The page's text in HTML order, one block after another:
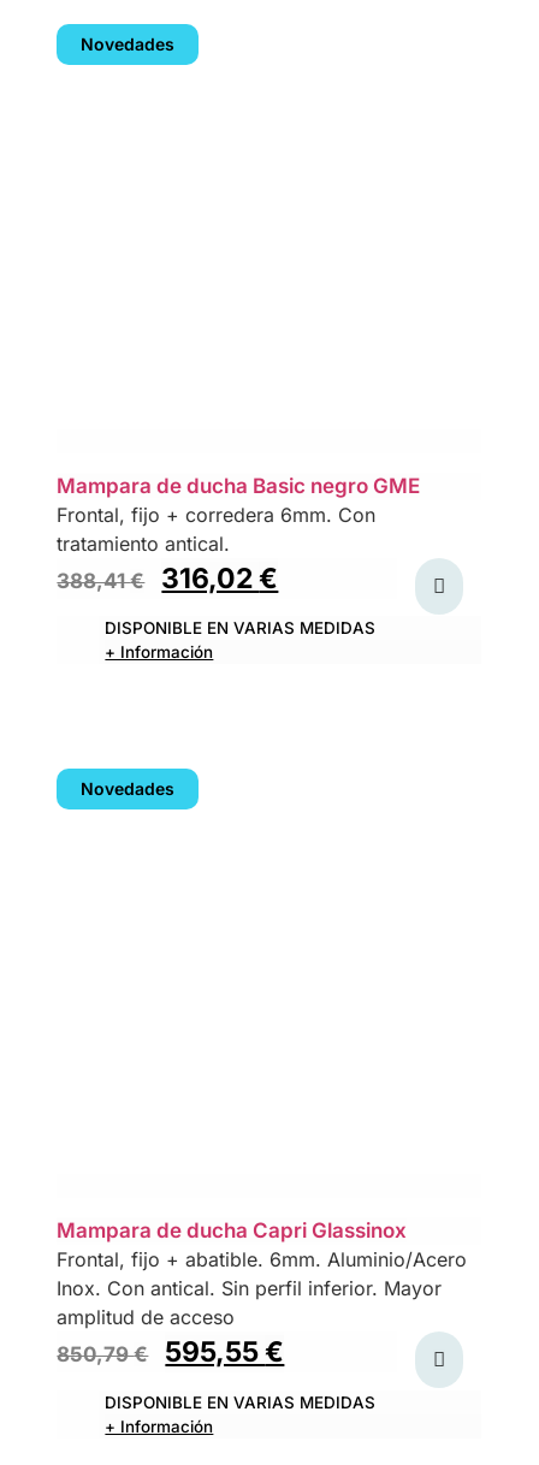
Novedades
Mampara de ducha Basic negro GME
Frontal, fijo + corredera 6mm. Con
tratamiento antical.
388,41€ 316,02€
DISPONIBLE EN VARIAS MEDIDAS
+ Información
Novedades
Mampara de ducha Capri Glassinox
Frontal, fijo + abatible. 6mm. Aluminio/Acero
Inox. Con antical. Sin perfil inferior. Mayor
amplitud de acceso
850,79€ 595,55€
DISPONIBLE EN VARIAS MEDIDAS
+ Información